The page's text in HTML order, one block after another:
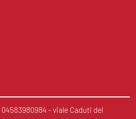
- viale Caduti del